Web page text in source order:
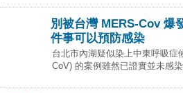
別被台灣 MERS-Cov 爆
件事可以預防感染
台北市內湖疑似染上中東呼吸症
CoV) 的案例雖然已證實並未感